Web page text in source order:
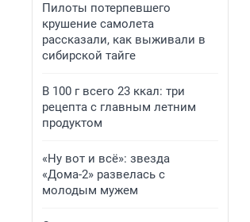
Пилоты потерпевшего
крушение самолета
рассказали, как выживали в
сибирской тайге
В 100 г всего 23 ккал: три
рецепта с главным летним
продуктом
«Ну вот и всё»: звезда
«Дома-2» развелась с
молодым мужем